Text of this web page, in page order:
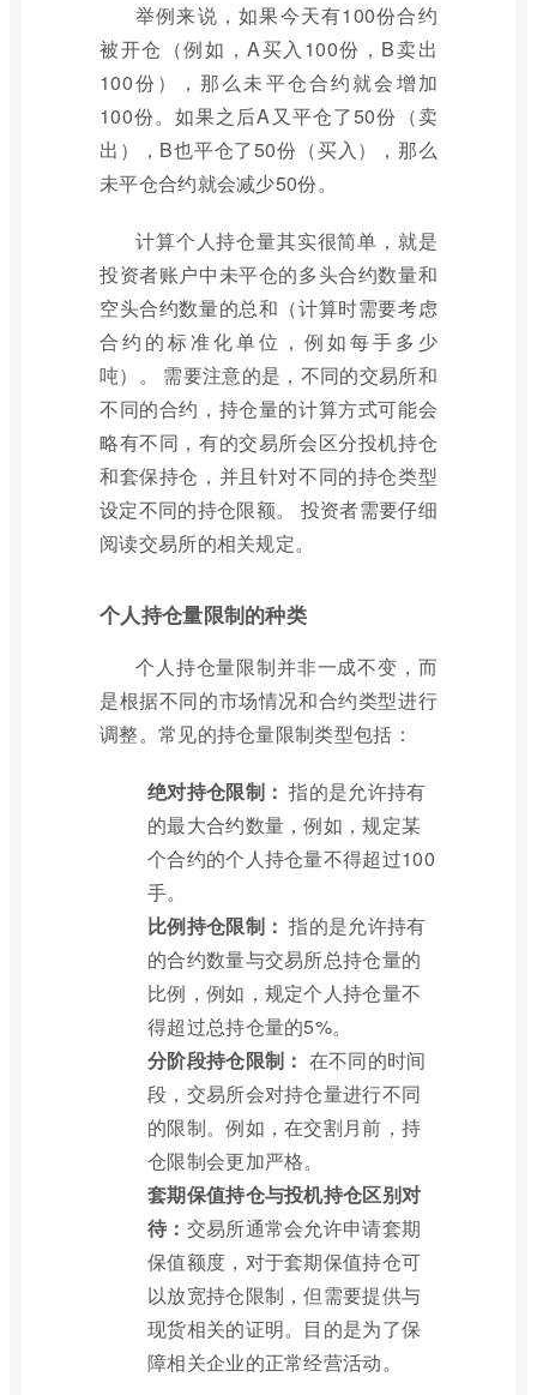
举例来说，如果今天有100份合约
被开仓（例如，A买入100份，B卖出
100份），那么未平仓合约就会增加
100份。如果之后A又平仓了50份（卖
出），B也平仓了50份（买入），那么
未平仓合约就会减少50份。
计算个人持仓量其实很简单，就是
投资者账户中未平仓的多头合约数量和
空头合约数量的总和（计算时需要考虑
合约的标准化单位，例如每手多少
吨）。 需要注意的是，不同的交易所和
不同的合约，持仓量的计算方式可能会
略有不同，有的交易所会区分投机持仓
和套保持仓，并且针对不同的持仓类型
设定不同的持仓限额。 投资者需要仔细
阅读交易所的相关规定。
个人持仓量限制的种类
个人持仓量限制并非一成不变，而
是根据不同的市场情况和合约类型进行
调整。常见的持仓量限制类型包括：
绝对持仓限制： 指的是允许持有
的最大合约数量，例如，规定某
个合约的个人持仓量不得超过100
手。
比例持仓限制： 指的是允许持有
的合约数量与交易所总持仓量的
比例，例如，规定个人持仓量不
得超过总持仓量的5%。
分阶段持仓限制： 在不同的时间
段，交易所会对持仓量进行不同
的限制。例如，在交割月前，持
仓限制会更加严格。
套期保值持仓与投机持仓区别对
待： 交易所通常会允许申请套期
保值额度，对于套期保值持仓可
以放宽持仓限制，但需要提供与
现货相关的证明。目的是为了保
障相关企业的正常经营活动。